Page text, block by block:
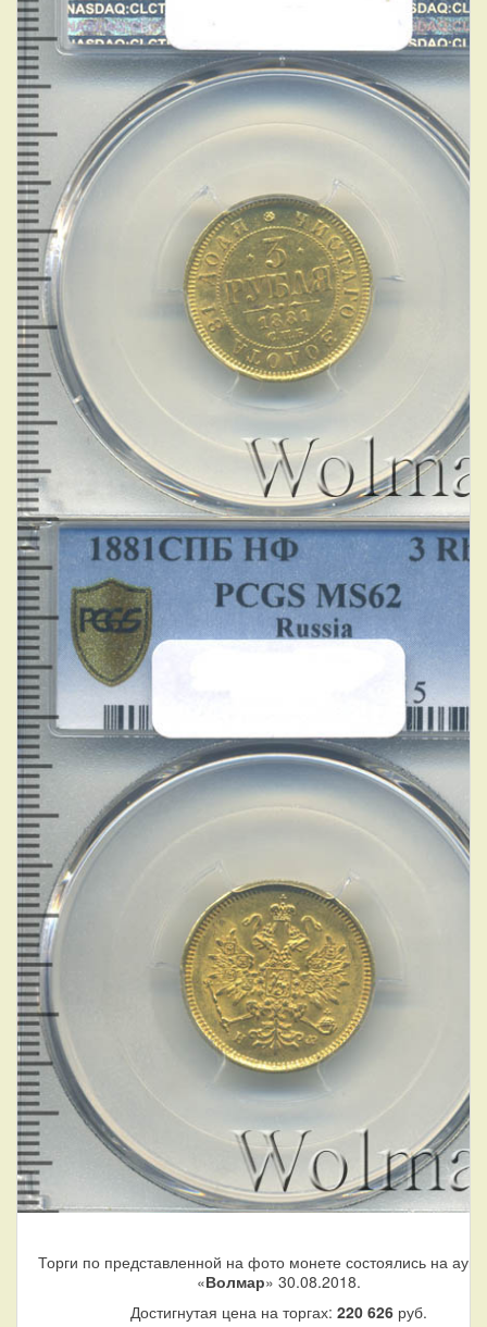
Торги по представленной на фото монете состоялись на
«Волмар» 30.08.2018.
Достигнутая цена на торгах: 220 626руб.